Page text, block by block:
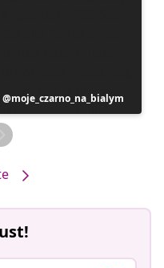
Postitus
avaldatud
moje_czarno_na_bialym